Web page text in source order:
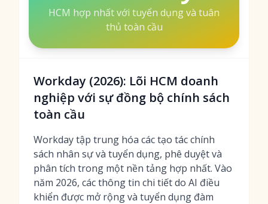
HCM hợp nhất với tuyển dụng và tuân
thủ toàn cầu
Workday (2026): Lõi HCM doanh
nghiệp với sự đồng bộ chính sách
toàn cầu
Workday tập trung hóa các tạo tác chính
sách nhân sự và tuyển dụng, phê duyệt và
phân tích trong một nền tảng hợp nhất. Vào
năm 2026, các thông tin chi tiết do AI điều
khiển được mở rộng và tuyển dụng đàm